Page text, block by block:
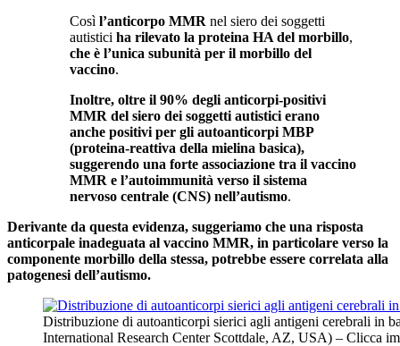
Così l’anticorpo MMR nel siero dei soggetti
autistici ha rilevato la proteina HA del morbillo,
che è l’unica subunità per il morbillo del
vaccino.
Inoltre, oltre il 90% degli anticorpi-positivi
MMR del siero dei soggetti autistici erano
anche positivi per gli autoanticorpi MBP
(proteina-reattiva della mielina basica),
suggerendo una forte associazione tra il vaccino
MMR e l’autoimmunità verso il sistema
nervoso centrale (CNS) nell’autismo.
Derivante da questa evidenza, suggeriamo che una risposta
anticorpale inadeguata al vaccino MMR, in particolare verso la
componente morbillo della stessa, potrebbe essere correlata alla
patogenesi dell’autismo.
Distribuzione di autoanticorpi sierici agli antigeni cerebrali in
International Research Center Scottdale, AZ, USA) – Clicca